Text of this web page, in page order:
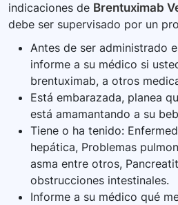
indicaciones de Brentuximab
debe ser supervisado por un
Antes de ser administrado
informe a su médico si
brentuximab, a otros
Está embarazada, planea
está amamantando a su
Tiene o ha tenido:
hepática, Problemas
asma entre otros,
obstrucciones intestinales.
Informe a su médico qué